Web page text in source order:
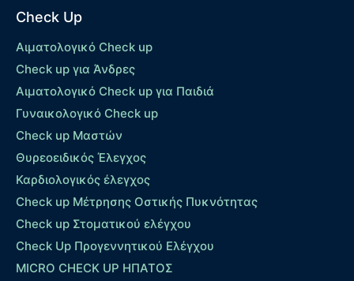
Check Up
Αιματολογικό Check up
Check up για Άνδρες
Αιματολογικό Check up για Παιδιά
Γυναικολογικό Check up
Check up Μαστών
Θυρεοειδικός Έλεγχος
Καρδιολογικός έλεγχος
Check up Mέτρησης Οστικής Πυκνότητας
Check up Στοματικού ελέγχου
Check Up Προγεννητικού Ελέγχου
MICRO CHECK UP HΠΑΤΟΣ